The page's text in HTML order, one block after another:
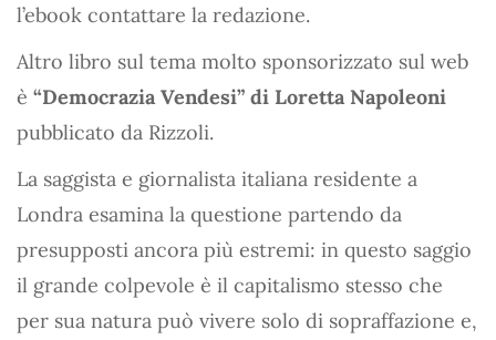
l’ebook contattare la redazione.
Altro libro sul tema molto sponsorizzato sul web
è “Democrazia Vendesi” di Loretta Napoleoni
pubblicato da Rizzoli.
La saggista e giornalista italiana residente a
Londra esamina la questione partendo da
presupposti ancora più estremi: in questo saggio
il grande colpevole è il capitalismo stesso che
per sua natura può vivere solo di sopraffazione e,